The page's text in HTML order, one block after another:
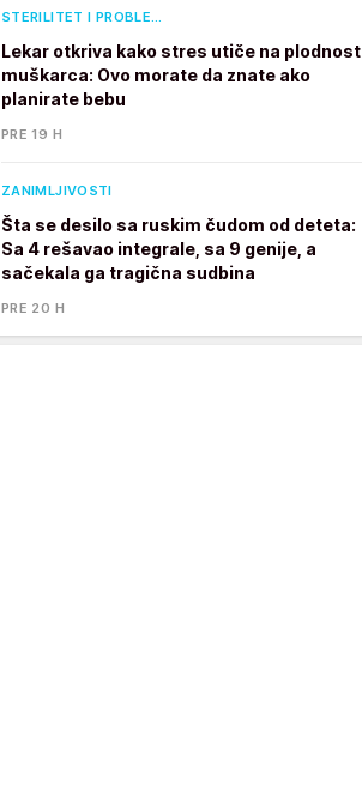
STERILITET I PROBLE…
Lekar otkriva kako stres utiče na plodnost
muškarca: Ovo morate da znate ako
planirate bebu
PRE 19 H
ZANIMLJIVOSTI
Šta se desilo sa ruskim čudom od deteta:
Sa 4 rešavao integrale, sa 9 genije, a
sačekala ga tragična sudbina
PRE 20 H